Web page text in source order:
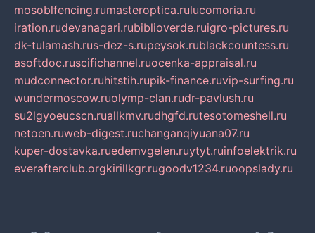
mosoblfencing.rumasteroptica.rulucomoria.ru
iration.rudevanagari.rubiblioverde.ruigro-pictures.ru
dk-tulamash.rus-dez-s.rupeysok.rublackcountess.ru
asoftdoc.ruscifichannel.ruocenka-appraisal.ru
mudconnector.ruhitstih.rupik-finance.ruvip-surfing.ru
wundermoscow.ruolymp-clan.rudr-pavlush.ru
su2lgyoeucscn.ruallkmv.rudhgfd.rutesotomeshell.ru
netoen.ruweb-digest.ruchanganqiyuana07.ru
kuper-dostavka.ruedemvgelen.ruytyt.ruinfoelektrik.ru
everafterclub.orgkirillkgr.rugoodv1234.ruoopslady.ru